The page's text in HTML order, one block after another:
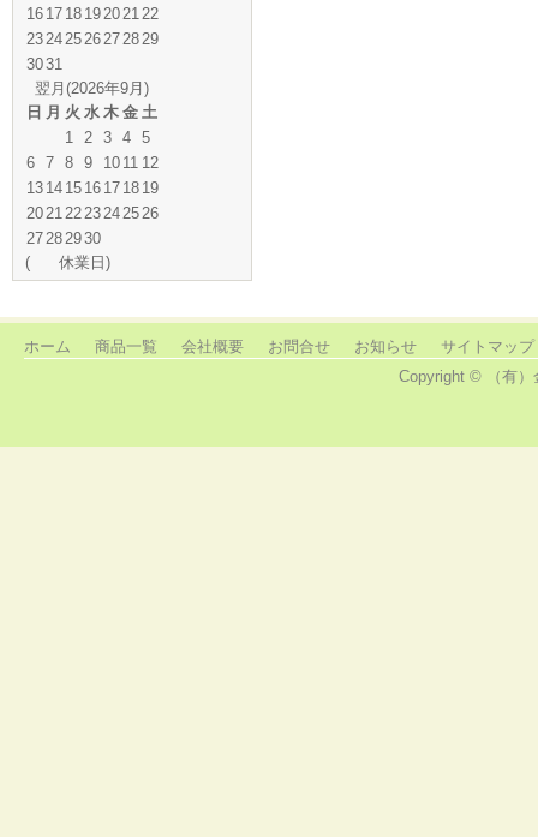
16 17 18 19202122
23242526272829
3031
翌月(2026年9月)
日 月 火 水 木 金 土
1 2 3 4 5
6 7 8 9 10 11 12
13 14 15 16 17 18 19
20212223242526
27282930
(
休業日)
ホーム 商品一覧 会社概要 お問合せ お知らせ
サイトマップ
Copyright © （有）